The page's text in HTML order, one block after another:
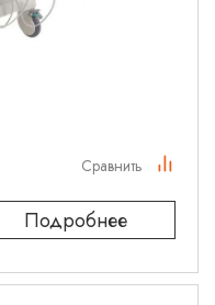
Подробнее
Сравнить